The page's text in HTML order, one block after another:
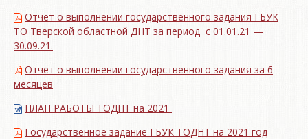
Отчет о выполнении государственного задания ГБУК
ТО Тверской областной ДНТ за период с 01.01.21 —
30.09.21.
Отчет о выполнении государственного задания за 6
месяцев
ПЛАН РАБОТЫ ТОДНТ на 2021
Государственное задание ГБУК ТОДНТ на 2021 год